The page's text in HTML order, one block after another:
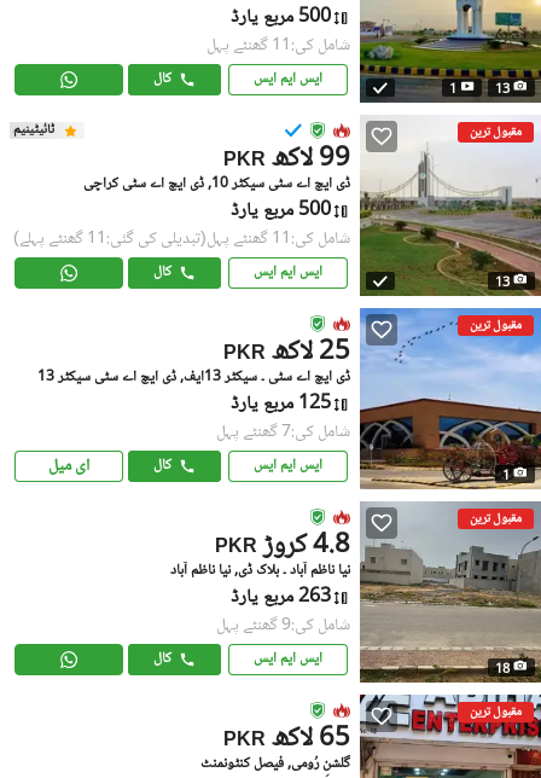
13
1
500 مربع یارڈ
شامل کی:11 گھنٹے پہل
ایس ایم ایس کال
مقبول ترین
13
ٹائیٹینیم
PKR 99 لاکھ
ڈی ایچ اے سٹی سیکٹر 10, ڈی ایچ اے سٹی کراچی
500 مربع یارڈ
شامل کی:11 گھنٹے پہل (تبدیلی کی گئی:11 گھنٹے پہلے)
ایس ایم ایس کال
مقبول ترین
1
PKR 25 لاکھ
ڈی ایچ اے سٹی ۔ سیکٹر 13ایف, ڈی ایچ اے سٹی سیکٹر 13
125 مربع یارڈ
شامل کی:7 گھنٹے پہل
ایس ایم ایس کال ای میل
مقبول ترین
18
PKR 4.8 کروڑ
نیا ناظم آباد ۔ بلاک ڈی, نیا ناظم آباد
263 مربع یارڈ
شامل کی:9 گھنٹے پہل
ایس ایم ایس کال
مقبول ترین
PKR 65 لاکھ
گلشنِ رُومی, فیصل کنٹونمنٹ